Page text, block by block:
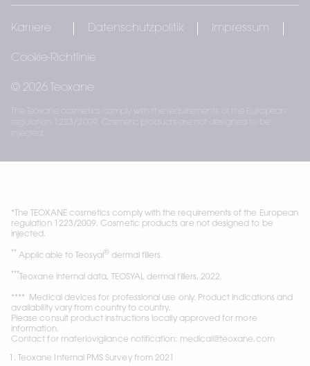
© 2026 Teoxane
Karriere Datenschutzpolitik Impressum
Cookie-Richtlinie
The Teoxane cosmetics comply with the requirements of the European
regulation 1223/2009. Cosmetic products are not designed to be
injected.
*The TEOXANE cosmetics comply with the requirements of the European
regulation 1223/2009. Cosmetic products are not designed to be
injected.
** Applicable to Teosyal® dermal fillers.
*** Teoxane internal data, TEOSYAL dermal fillers, 2022.
****  Medical devices for professional use only. Product indications and
availability vary from country to country.
Please consult product instructions locally approved for more
information.
Contact for materiovigilance notification: medical@teoxane.com
Teoxane Internal PMS Survey from 2021